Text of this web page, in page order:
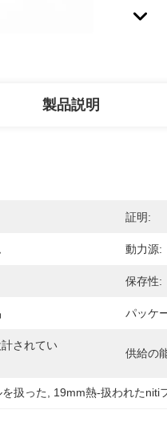
製品説明
証明:
動力源:
保存性:
パッケ
されてい
供給の
扱った 19mm熱-扱われたniti